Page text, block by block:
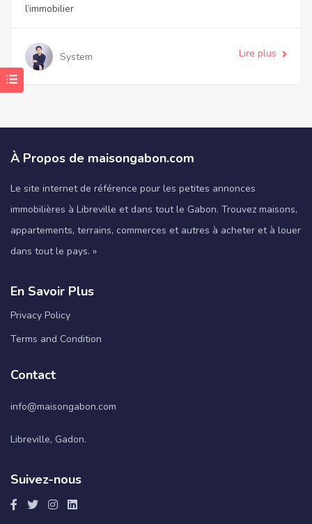
l’immobilier
System Lire plus
À Propos de maisongabon.com
Le site internet de référence pour les petites annonces
immobilières à Libreville et dans tout le Gabon. Trouvez maisons,
appartements, terrains, commerces et autres à acheter et à louer
dans tout le pays. »
En Savoir Plus
Privacy Policy
Terms and Condition
Contact
info@maisongabon.com
Libreville, Gadon.
Suivez-nous